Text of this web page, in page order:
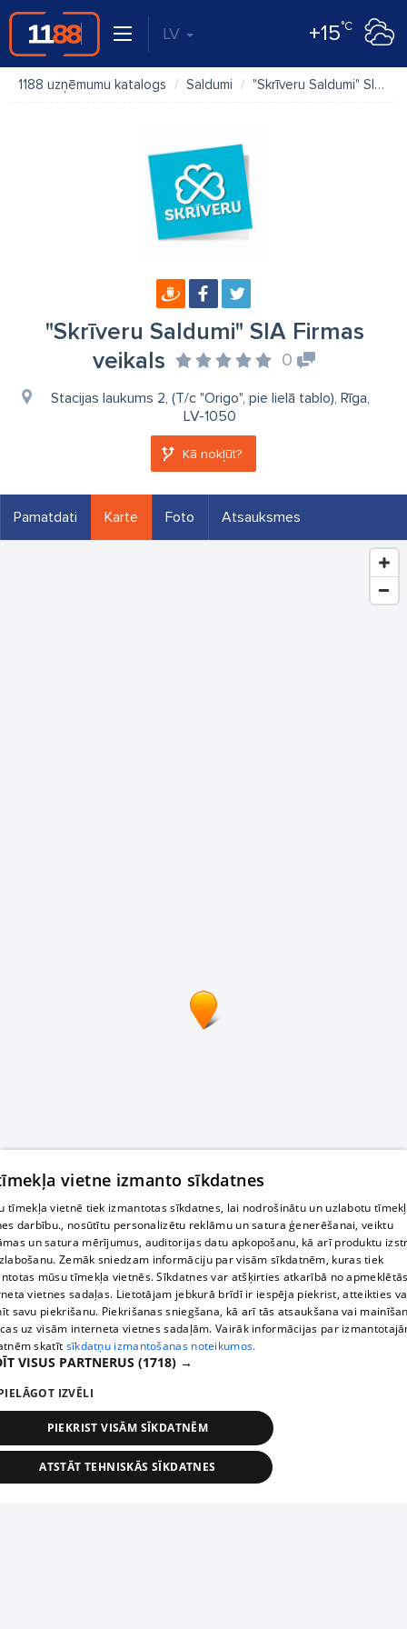
LV +15°C
1188 uzņēmumu katalogs Saldumi "Skrīveru Saldumi" SIA Firmas veikals
"Skrīveru Saldumi" SIA Firmas
veikals
0
Stacijas laukums 2, (T/c "Origo", pie lielā tablo), Rīga,
LV-1050
Kā nokļūt?
Pamatdati Karte Foto Atsauksmes
vietne izmanto sīkdatnes
tīmekļa vietnē tiek izmantotas sīkdatnes, lai nodrošinātu un uzlabotu
darbību., nosūtītu personalizētu reklāmu un satura ģenerēšanai, veiktu
un satura mērījumus, auditorijas datu apkopošanu, kā arī produktu
Zemāk sniedzam informāciju par visām sīkdatnēm, kuras tiek
mūsu tīmekļa vietnēs. Sīkdatnes var atšķirties atkarībā no
vietnes sadaļas. Lietotājam jebkurā brīdī ir iespēja piekrist, atteikties
savu piekrišanu. Piekrišanas sniegšana, kā arī tās atsaukšana vai
uz visām interneta vietnes sadaļām. Vairāk informācijas par
skatīt sīkdatņu izmantošanas noteikumos.
VISUS PARTNERUS (1718) →
IZVĒLI
PIEKRIST VISĀM SĪKDATNĒM
ATSTĀT TEHNISKĀS SĪKDATNES